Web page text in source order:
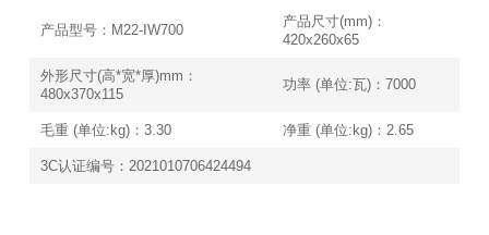
产品型号：M22-IW700
产品尺寸(mm)：
420x260x65
外形尺寸(高*宽*厚)mm：
480x370x115
功率 (单位:瓦)：7000
毛重 (单位:kg)：3.30 净重 (单位:kg)：2.65
3C认证编号：2021010706424494